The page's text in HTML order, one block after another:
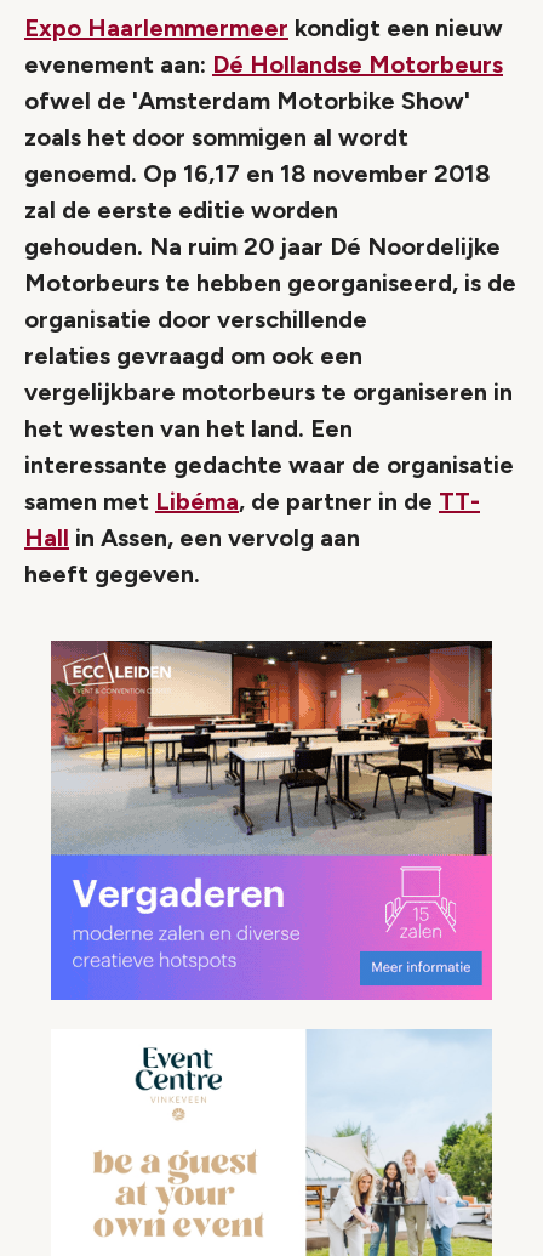
Expo Haarlemmermeer kondigt een nieuw
evenement aan: Dé Hollandse Motorbeurs
ofwel de 'Amsterdam Motorbike Show'
zoals het door sommigen al wordt
genoemd. Op 16,17 en 18 november 2018
zal de eerste editie worden
gehouden. Na ruim 20 jaar Dé Noordelijke
Motorbeurs te hebben georganiseerd, is de
organisatie door verschillende
relaties gevraagd om ook een
vergelijkbare motorbeurs te organiseren in
het westen van het land. Een
interessante gedachte waar de organisatie
samen met Libéma, de partner in de TT-
Hall in Assen, een vervolg aan
heeft gegeven.